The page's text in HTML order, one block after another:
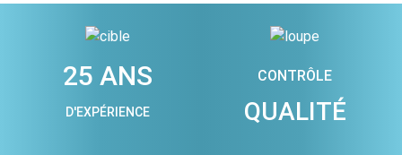
25 ANS
D'EXPÉRIENCE
CONTRÔLE
QUALITÉ